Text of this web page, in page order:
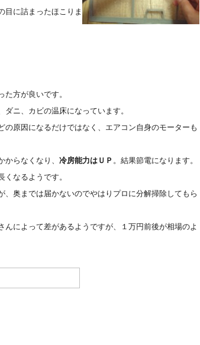
目に詰まったほこりま
た方が良いです。
ニ、カビの温床になっています。
原因になるだけではなく、エアコン自身のモーターも
らなくなり、 冷房能力はＵＰ 。結果節電になります。
なるようです。
奥までは届かないのでやはりプロに分解掃除してもら
によって差があるようですが、１万円前後が相場のよ